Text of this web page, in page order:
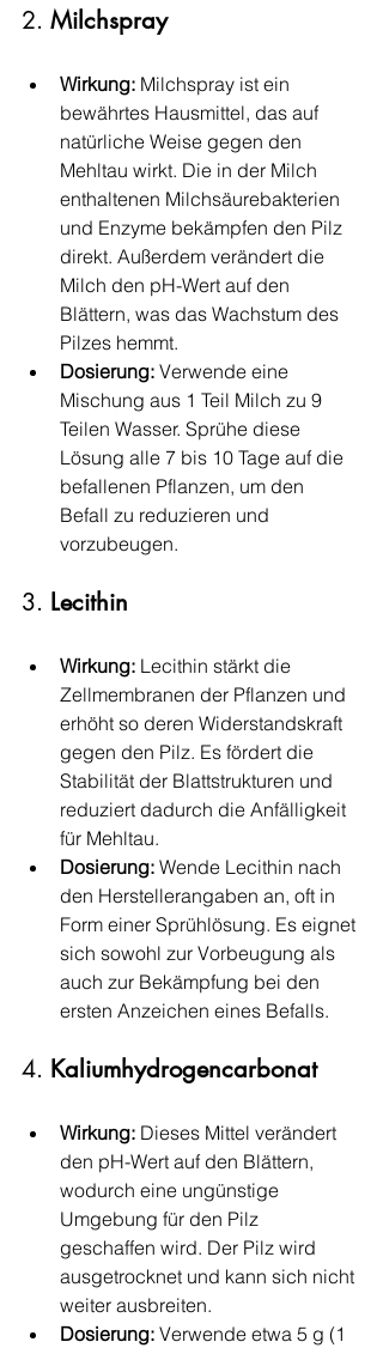
2. Milchspray
Wirkung: Milchspray ist ein
bewährtes Hausmittel, das auf
natürliche Weise gegen den
Mehltau wirkt. Die in der Milch
enthaltenen Milchsäurebakterien
und Enzyme bekämpfen den Pilz
direkt. Außerdem verändert die
Milch den pH-Wert auf den
Blättern, was das Wachstum des
Pilzes hemmt.
Dosierung: Verwende eine
Mischung aus 1 Teil Milch zu 9
Teilen Wasser. Sprühe diese
Lösung alle 7 bis 10 Tage auf die
befallenen Pflanzen, um den
Befall zu reduzieren und
vorzubeugen.
3. Lecithin
Wirkung: Lecithin stärkt die
Zellmembranen der Pflanzen und
erhöht so deren Widerstandskraft
gegen den Pilz. Es fördert die
Stabilität der Blattstrukturen und
reduziert dadurch die Anfälligkeit
für Mehltau.
Dosierung: Wende Lecithin nach
den Herstellerangaben an, oft in
Form einer Sprühlösung. Es eignet
sich sowohl zur Vorbeugung als
auch zur Bekämpfung bei den
ersten Anzeichen eines Befalls.
4. Kaliumhydrogencarbonat
Wirkung: Dieses Mittel verändert
den pH-Wert auf den Blättern,
wodurch eine ungünstige
Umgebung für den Pilz
geschaffen wird. Der Pilz wird
ausgetrocknet und kann sich nicht
weiter ausbreiten.
Dosierung: Verwende etwa 5 g (1